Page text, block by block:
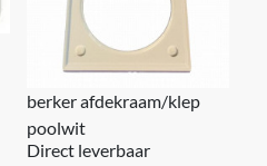
berker afdekraam/klep
poolwit
Direct leverbaar